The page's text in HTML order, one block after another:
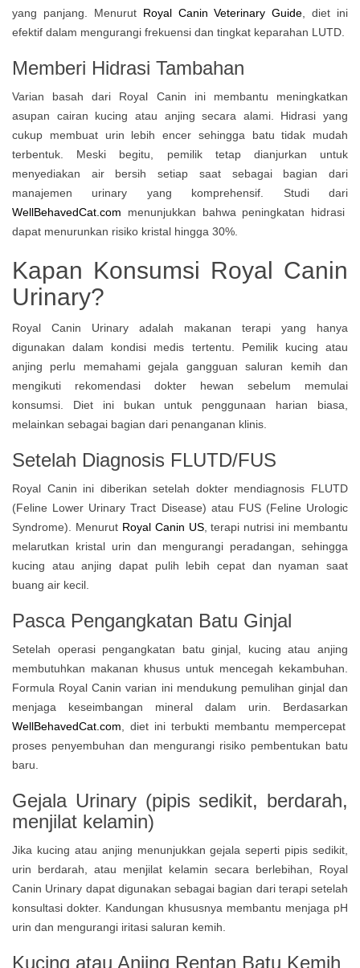
yang panjang. Menurut Royal Canin Veterinary Guide , diet ini
efektif dalam mengurangi frekuensi dan tingkat keparahan LUTD.
Memberi Hidrasi Tambahan
Varian basah dari Royal Canin ini membantu meningkatkan
asupan cairan kucing atau anjing secara alami. Hidrasi yang
cukup membuat urin lebih encer sehingga batu tidak mudah
terbentuk. Meski begitu, pemilik tetap dianjurkan untuk
menyediakan air bersih setiap saat sebagai bagian dari
manajemen urinary yang komprehensif. Studi dari
WellBehavedCat.com menunjukkan bahwa peningkatan hidrasi
dapat menurunkan risiko kristal hingga 30%.
Kapan Konsumsi Royal Canin
Urinary?
Royal Canin Urinary adalah makanan terapi yang hanya
digunakan dalam kondisi medis tertentu. Pemilik kucing atau
anjing perlu memahami gejala gangguan saluran kemih dan
mengikuti rekomendasi dokter hewan sebelum memulai
konsumsi. Diet ini bukan untuk penggunaan harian biasa,
melainkan sebagai bagian dari penanganan klinis.
Setelah Diagnosis FLUTD/FUS
Royal Canin ini diberikan setelah dokter mendiagnosis FLUTD
(Feline Lower Urinary Tract Disease) atau FUS (Feline Urologic
Syndrome). Menurut Royal Canin US, terapi nutrisi ini membantu
melarutkan kristal urin dan mengurangi peradangan, sehingga
kucing atau anjing dapat pulih lebih cepat dan nyaman saat
buang air kecil.
Pasca Pengangkatan Batu Ginjal
Setelah operasi pengangkatan batu ginjal, kucing atau anjing
membutuhkan makanan khusus untuk mencegah kekambuhan.
Formula Royal Canin varian ini mendukung pemulihan ginjal dan
menjaga keseimbangan mineral dalam urin. Berdasarkan
WellBehavedCat.com , diet ini terbukti membantu mempercepat
proses penyembuhan dan mengurangi risiko pembentukan batu
baru.
Gejala Urinary (pipis sedikit, berdarah,
menjilat kelamin)
Jika kucing atau anjing menunjukkan gejala seperti pipis sedikit,
urin berdarah, atau menjilat kelamin secara berlebihan, Royal
Canin Urinary dapat digunakan sebagai bagian dari terapi setelah
konsultasi dokter. Kandungan khususnya membantu menjaga pH
urin dan mengurangi iritasi saluran kemih.
Kucing atau Anjing Rentan Batu Kemih